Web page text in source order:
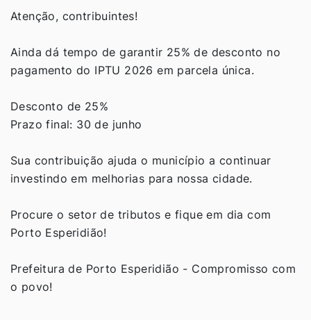
Atenção, contribuintes!
Ainda dá tempo de garantir 25% de desconto no
pagamento do IPTU 2026 em parcela única.
Desconto de 25%
Prazo final: 30 de junho
Sua contribuição ajuda o município a continuar
investindo em melhorias para nossa cidade.
Procure o setor de tributos e fique em dia com
Porto Esperidião!
Prefeitura de Porto Esperidião - Compromisso com
o povo!